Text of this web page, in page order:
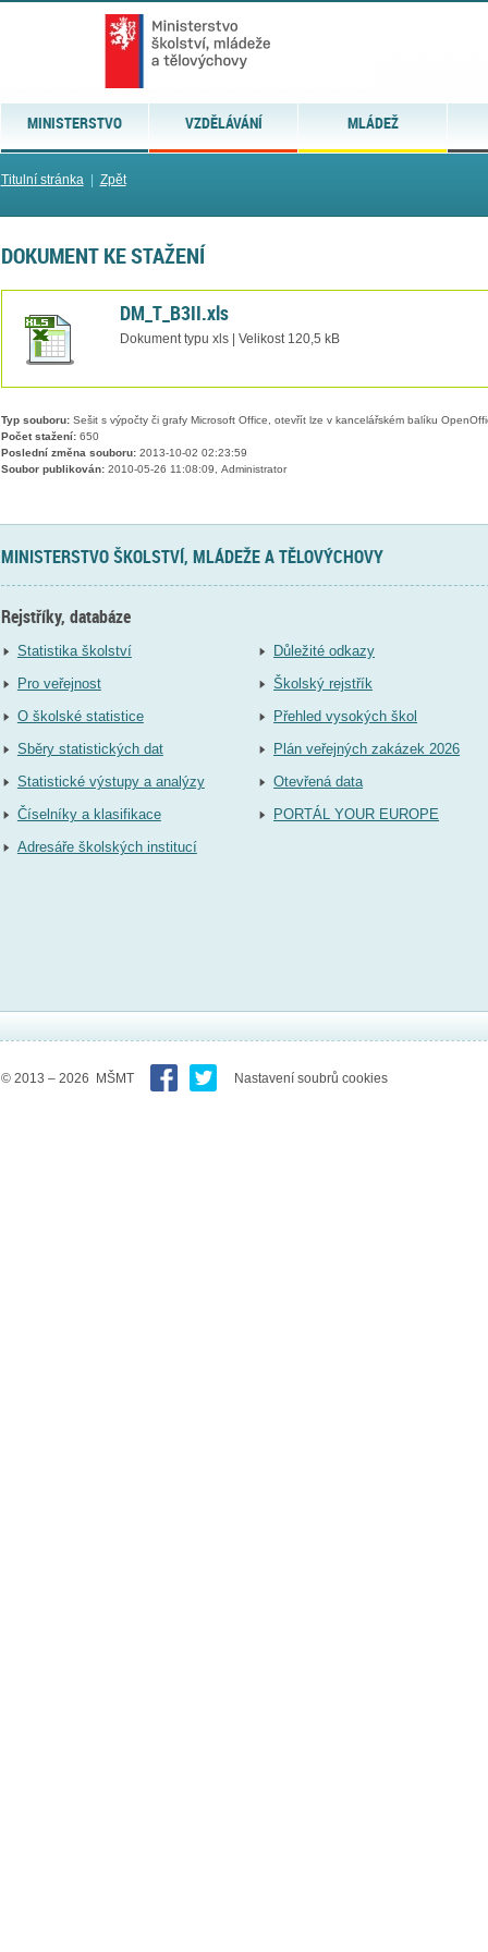
MINISTERSTVO VZDĚLÁVÁNÍ MLÁDEŽ
Titulní stránka| Zpět
DOKUMENT KE STAŽENÍ
DM_T_B3II.xls
Dokument typu xls | Velikost 120,5 kB
Typ souboru:Sešit s výpočty či grafy Microsoft Office, otevřít lze v kancelářském balíku
Počet stažení:650
Poslední změna souboru:2013-10-02 02:23:59
Soubor publikován:2010-05-26 11:08:09, Administrator
MINISTERSTVO ŠKOLSTVÍ, MLÁDEŽE A TĚLOVÝCHOVY
Rejstříky, databáze
Statistika školství
Pro veřejnost
O školské statistice
Sběry statistických dat
Statistické výstupy a analýzy
Číselníky a klasifikace
Adresáře školských institucí
Důležité odkazy
Školský rejstřík
Přehled vysokých škol
Plán veřejných zakázek 2026
Otevřená data
PORTÁL YOUR EUROPE
© 2013 – 2026 MŠMT Nastavení soubrů cookies